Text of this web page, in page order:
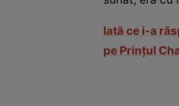
Iată ce i-a
pe Prinţul